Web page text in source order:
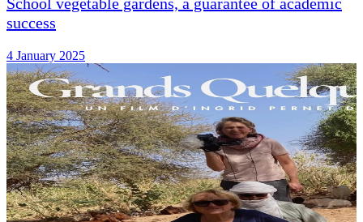
success
4 January 2025